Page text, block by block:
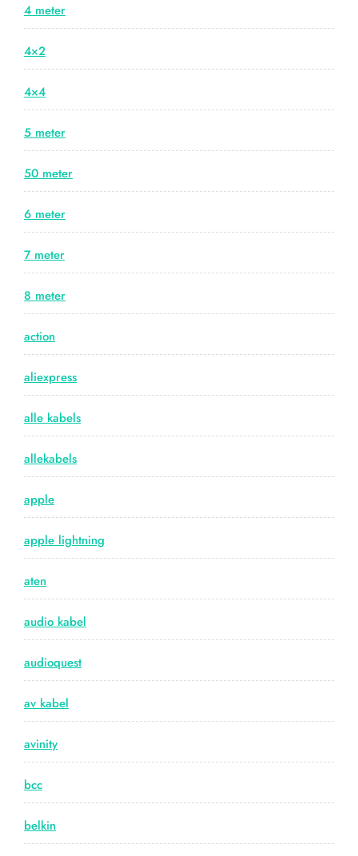
4 meter
4×2
4×4
5 meter
50 meter
6 meter
7 meter
8 meter
action
aliexpress
alle kabels
allekabels
apple
apple lightning
aten
audio kabel
audioquest
av kabel
avinity
bcc
belkin